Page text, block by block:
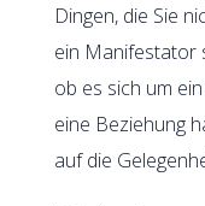
Dingen, die Sie
ein Manifestator
ob es sich um
eine Beziehung
auf die